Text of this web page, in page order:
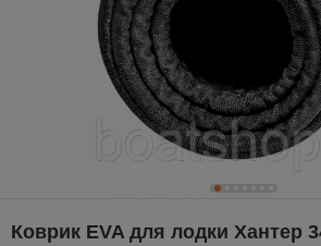
Коврик EVA для лодки Хантер